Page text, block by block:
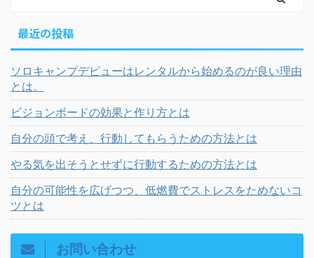
最近の投稿
ソロキャンプデビューはレンタルから始めるのが良い理由
とは。
ビジョンボードの効果と作り方とは
自分の頭で考え、行動してもらうための方法とは
やる気を出そうとせずに行動するための方法とは
自分の可能性を広げつつ、低燃費でストレスをためないコ
ツとは
お問い合わせ